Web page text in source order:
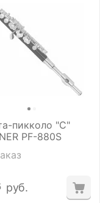
пикколо "С"
PF-880S
руб.